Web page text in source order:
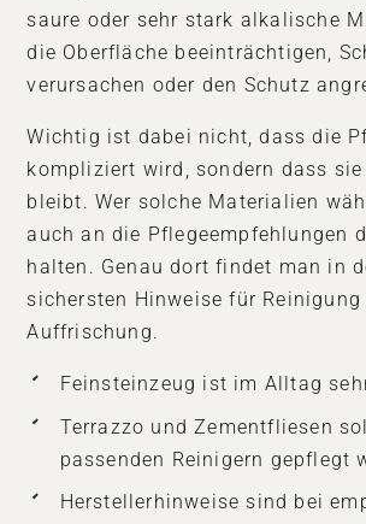
saure oder sehr stark alkalische
die Oberfläche beeinträchtigen,
verursachen oder den Schutz
Wichtig ist dabei nicht, dass die
kompliziert wird, sondern dass sie
bleibt. Wer solche Materialien
auch an die Pflegeempfehlungen
halten. Genau dort findet man in
sichersten Hinweise für Reinigung
Auffrischung.
Feinsteinzeug ist im Alltag
Terrazzo und Zementfliesen
passenden Reinigern gepflegt
Herstellerhinweise sind bei